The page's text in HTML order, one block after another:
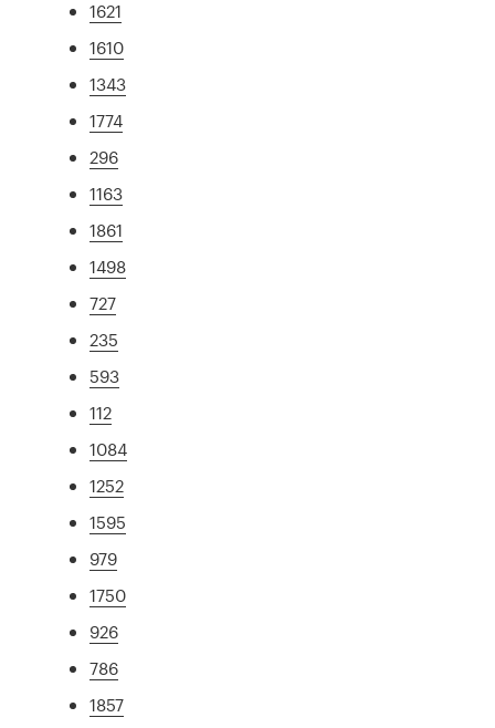
1621
1610
1343
1774
296
1163
1861
1498
727
235
593
112
1084
1252
1595
979
1750
926
786
1857